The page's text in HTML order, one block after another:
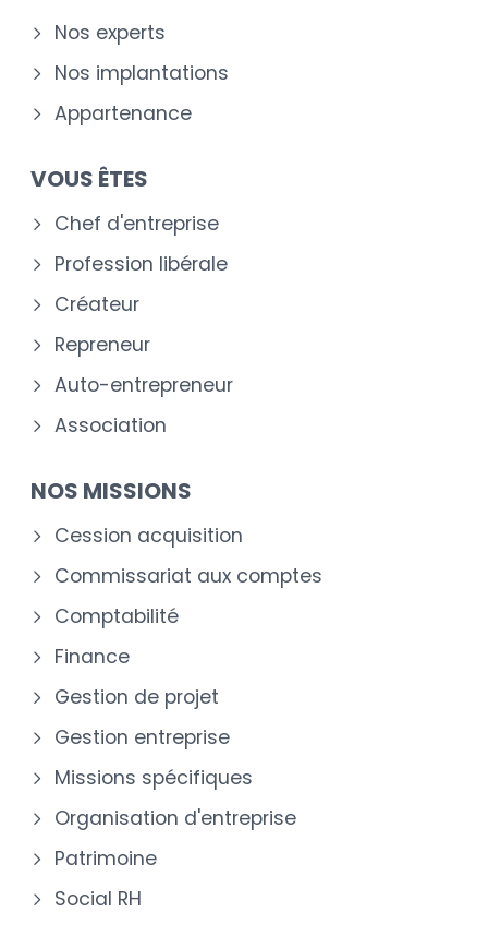
Nos experts
Nos implantations
Appartenance
VOUS ÊTES
Chef d'entreprise
Profession libérale
Créateur
Repreneur
Auto-entrepreneur
Association
NOS MISSIONS
Cession acquisition
Commissariat aux comptes
Comptabilité
Finance
Gestion de projet
Gestion entreprise
Missions spécifiques
Organisation d'entreprise
Patrimoine
Social RH